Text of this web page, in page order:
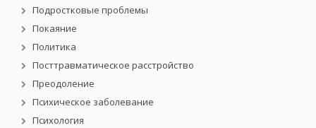
Подростковые проблемы
Покаяние
Политика
Посттравматическое расстройство
Преодоление
Психическое заболевание
Психология